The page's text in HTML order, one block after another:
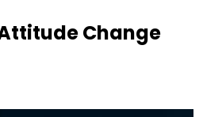
Change